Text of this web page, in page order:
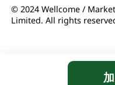
© 2024 Wellcome /
Limited. All rights